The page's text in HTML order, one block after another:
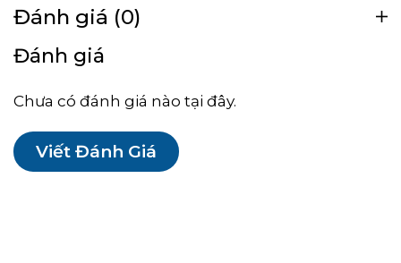
Đánh giá (0)
Đánh giá
Chưa có đánh giá nào tại đây.
Viết Đánh Giá